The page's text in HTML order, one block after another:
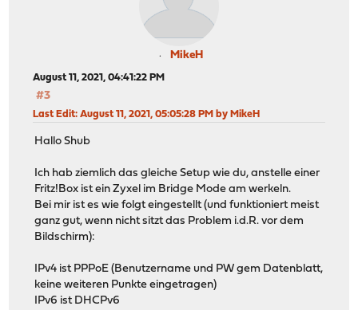
MikeH
August 11, 2021, 04:41:22 PM
#3
Last Edit: August 11, 2021, 05:05:28 PM by MikeH
Hallo Shub
Ich hab ziemlich das gleiche Setup wie du, anstelle einer
Fritz!Box ist ein Zyxel im Bridge Mode am werkeln.
Bei mir ist es wie folgt eingestellt (und funktioniert meist
ganz gut, wenn nicht sitzt das Problem i.d.R. vor dem
Bildschirm):
IPv4 ist PPPoE (Benutzername und PW gem Datenblatt,
keine weiteren Punkte eingetragen)
IPv6 ist DHCPv6